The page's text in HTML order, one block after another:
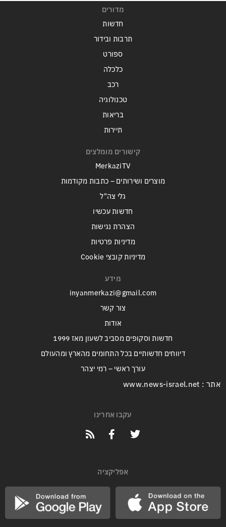
מדורים
חדשות
תרבות ובידור
ספורט
כלכלה
רכב
טכנולוגיה
בריאות
תיירות
קישורים מומלצים
MerkaziTV
מוצרים ושירותים – כתבות מקודמות
גלי צה"ל
חדשות עכשיו
הצהרת נגישות
מדיניות פרטיות
מדיניות קובצי Cookie
מידע
inyanmerkazi@gmail.com
צור קשר
אודות
חדשות וסקופים מסביב לשעון מאז 1999
דיווחים חדשותיים בכל התחומים מהארץ ומהעולם
עורך ראשי – רמי יצהר
אתר : www.news-israel.net
עקבו אחרינו
אפליקציה